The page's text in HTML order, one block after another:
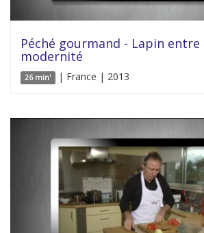
Péché gourmand - Lapin
modernité
26 min' | France | 2013